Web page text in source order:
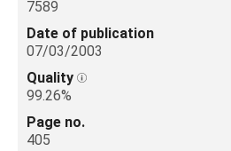
7589
Date of publication
07/03/2003
Quality
99.26%
Page no.
405